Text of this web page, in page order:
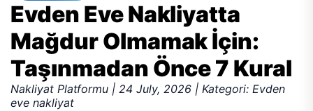
Evden Eve Nakliyatta
Mağdur Olmamak İçin:
Taşınmadan Önce 7 Kural
Nakliyat Platformu | 24 July, 2026 | Kategori: Evden
eve nakliyat